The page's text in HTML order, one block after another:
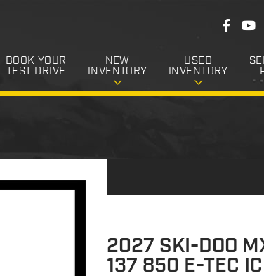
BOOK YOUR
TEST DRIVE
NEW
INVENTORY
USED
INVENTORY
F
l
o
w
F
b
o
k
Y
2027 SKI-DOO
137 850 E-TEC